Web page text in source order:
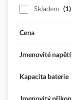
Skladem 1
Cena
Jmenovité napětí
Kapacita baterie